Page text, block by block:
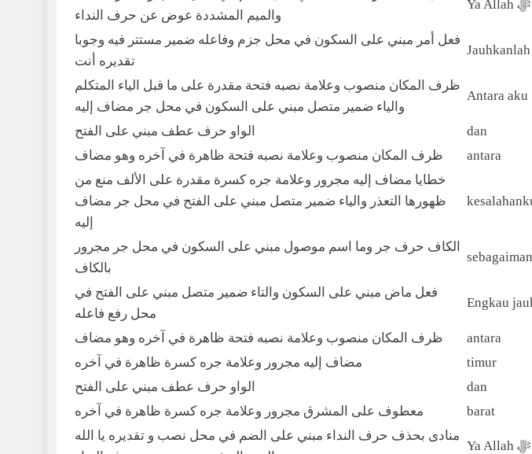
والميم المشددة عوض عن حرف النداء
Ya Allah ﷻ
فعل أمر مبني على السكون في محل جزم وفاعله ضمير مستتر فيه وجوبا
تقديره أنت
Jauhkanlah
ظرف المكان منصوب وعلامة نصبه فتحة مقدرة على ما قبل الياء المتكلم
والياء ضمير متصل مبني على السكون في محل جر مضاف إليه
Antara aku
الواو حرف عطف مبني على الفتح dan
ظرف المكان منصوب وعلامة نصبه فتحة ظاهرة في آخره وهو مضاف
antara
خطايا مضاف إليه مجرور وعلامة جره كسرة مقدرة على الألف منع من
ظهورها التعذر والياء ضمير متصل مبني على الفتح في محل جر مضاف
إليه
الكاف حرف جر وما اسم موصول مبني على السكون في محل جر مجرور
بالكاف
فعل ماض مبني على السكون والتاء ضمير متصل مبني على الفتح في
محل رفع فاعله
Engkau
ظرف المكان منصوب وعلامة نصبه فتحة ظاهرة في آخره وهو مضاف antara
مضاف إليه مجرور وعلامة جره كسرة ظاهرة في آخره
timur
الواو حرف عطف مبني على الفتح
dan
معطوف على المشرق مجرور وعلامة جره كسرة ظاهرة في آخره
barat
منادى بحذف حرف النداء مبني على الضم في محل نصب و تقديره يا الله
Ya Allah ﷻ